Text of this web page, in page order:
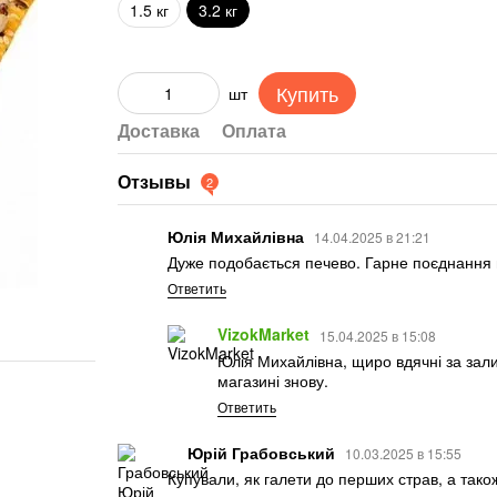
1.5 кг 3.2 кг
шт Купить
Доставка
Оплата
Отзывы
2
Юлія Михайлівна 14.04.2025 в 21:21
Дуже подобається печево. Гарне
Ответить
VizokMarket 15.04.2025 в 15:08
Юлія Михайлівна, щиро вдячні за
магазині знову.
Ответить
Юрій Грабовський 10.03.2025 в 15:55
Купували, як галети до перших страв, а